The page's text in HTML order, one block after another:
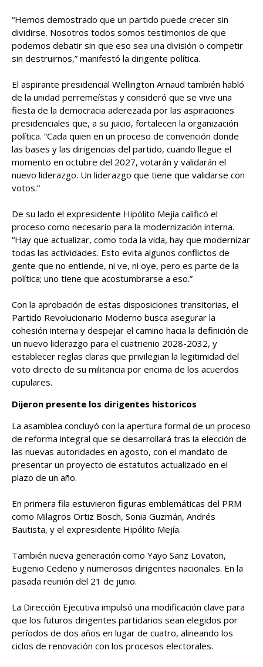
“Hemos demostrado que un partido puede crecer sin
dividirse. Nosotros todos somos testimonios de que
podemos debatir sin que eso sea una división o competir
sin destruirnos,” manifestó la dirigente política.
El aspirante presidencial Wellington Arnaud también habló
de la unidad perremeístas y consideró que se vive una
fiesta de la democracia aderezada por las aspiraciones
presidenciales que, a su juicio, fortalecen la organización
política. “Cada quien en un proceso de convención donde
las bases y las dirigencias del partido, cuando llegue el
momento en octubre del 2027, votarán y validarán el
nuevo liderazgo. Un liderazgo que tiene que validarse con
votos.”
De su lado el expresidente Hipólito Mejía calificó el
proceso como necesario para la modernización interna.
“Hay que actualizar, como toda la vida, hay que modernizar
todas las actividades. Esto evita algunos conflictos de
gente que no entiende, ni ve, ni oye, pero es parte de la
política; uno tiene que acostumbrarse a eso.”
Con la aprobación de estas disposiciones transitorias, el
Partido Revolucionario Moderno busca asegurar la
cohesión interna y despejar el camino hacia la definición de
un nuevo liderazgo para el cuatrienio 2028-2032, y
establecer reglas claras que privilegian la legitimidad del
voto directo de su militancia por encima de los acuerdos
cupulares.
Dijeron presente los dirigentes historicos
La asamblea concluyó con la apertura formal de un proceso
de reforma integral que se desarrollará tras la elección de
las nuevas autoridades en agosto, con el mandato de
presentar un proyecto de estatutos actualizado en el
plazo de un año.
En primera fila estuvieron figuras emblemáticas del PRM
como Milagros Ortiz Bosch, Sonia Guzmán, Andrés
Bautista, y el expresidente Hipólito Mejía.
También nueva generación como Yayo Sanz Lovaton,
Eugenio Cedeño y numerosos dirigentes nacionales. En la
pasada reunión del 21 de junio.
La Dirección Ejecutiva impulsó una modificación clave para
que los futuros dirigentes partidarios sean elegidos por
períodos de dos años en lugar de cuatro, alineando los
ciclos de renovación con los procesos electorales.